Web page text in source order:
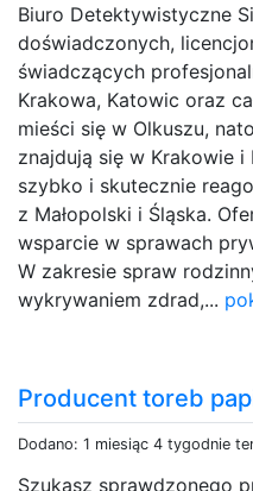
Biuro Detektywistyczne
doświadczonych,
świadczących
Krakowa, Katowic oraz
mieści się w Olkuszu,
znajdują się w Krakowie
szybko i skutecznie
z Małopolski i Śląska.
wsparcie w sprawach
W zakresie spraw
wykrywaniem zdrad,...
Producent toreb
Dodano: 1 miesiąc 4 tygodnie
Szukasz sprawdzonego